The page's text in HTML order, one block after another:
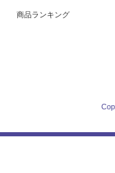
商品ランキング